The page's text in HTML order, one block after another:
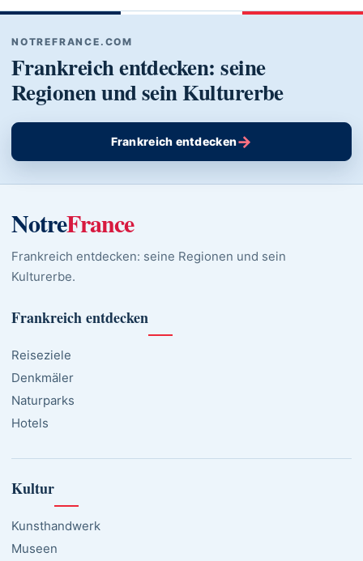
NOTREFRANCE.COM
Frankreich entdecken: seine
Regionen und sein Kulturerbe
Frankreich entdecken→
NotreFrance
Frankreich entdecken: seine Regionen und sein
Kulturerbe.
Frankreich entdecken
Reiseziele
Denkmäler
Naturparks
Hotels
Kultur
Kunsthandwerk
Museen